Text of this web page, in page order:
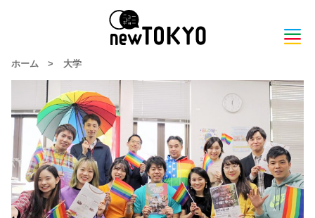
ホーム > 大学